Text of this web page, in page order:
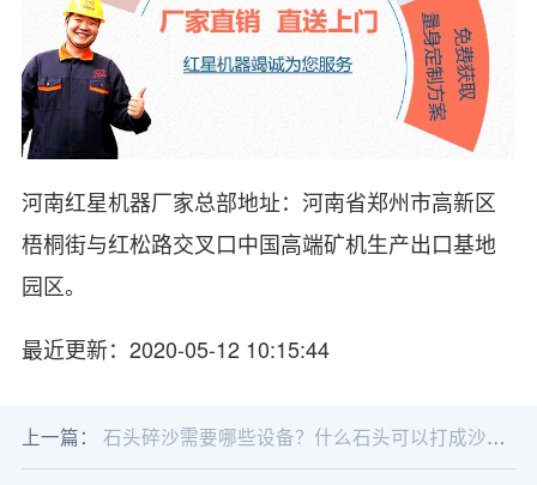
河南红星机器厂家总部地址：河南省郑州市高新区
梧桐街与红松路交叉口中国高端矿机生产出口基地
园区。
最近更新：2020-05-12 10:15:44
上一篇： 石头碎沙需要哪些设备？什么石头可以打成沙子？